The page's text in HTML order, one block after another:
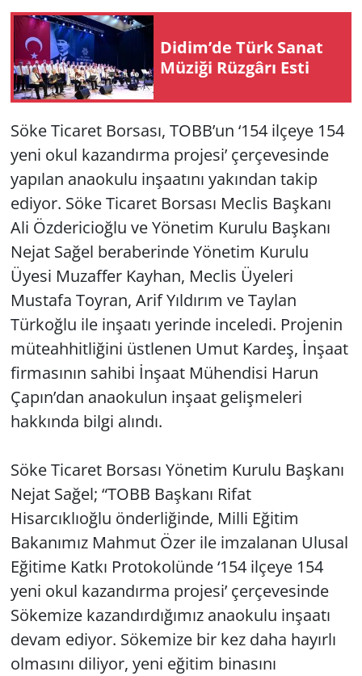
Didim’de Türk Sanat
Mü­zi­ği Rüz­gâ­rı Esti
Söke Ticaret Borsası, TOBB’un ‘154 ilçeye 154
yeni okul kazandırma projesi’ çerçevesinde
yapılan anaokulu inşaatını yakından takip
ediyor. Söke Ticaret Borsası Meclis Başkanı
Ali Özdericioğlu ve Yönetim Kurulu Başkanı
Nejat Sağel beraberinde Yönetim Kurulu
Üyesi Muzaffer Kayhan, Meclis Üyeleri
Mustafa Toyran, Arif Yıldırım ve Taylan
Türkoğlu ile inşaatı yerinde inceledi. Projenin
müteahhitliğini üstlenen Umut Kardeş, İnşaat
firmasının sahibi İnşaat Mühendisi Harun
Çapın’dan anaokulun inşaat gelişmeleri
hakkında bilgi alındı.
Söke Ticaret Borsası Yönetim Kurulu Başkanı
Nejat Sağel; “TOBB Başkanı Rifat
Hisarcıklıoğlu önderliğinde, Milli Eğitim
Bakanımız Mahmut Özer ile imzalanan Ulusal
Eğitime Katkı Protokolünde ‘154 ilçeye 154
yeni okul kazandırma projesi’ çerçevesinde
Sökemize kazandırdığımız anaokulu inşaatı
devam ediyor. Sökemize bir kez daha hayırlı
olmasını diliyor, yeni eğitim binasını
SPOR
Yerel